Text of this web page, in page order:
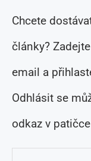
Chcete
články?
email a
Odhlásit se
odkaz v